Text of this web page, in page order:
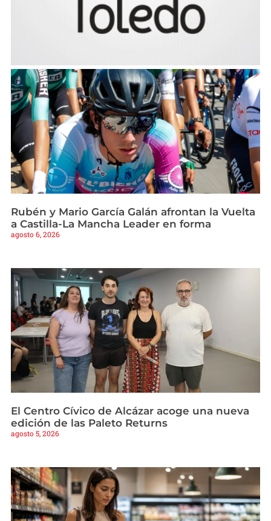
Rubén y Mario García Galán afrontan la Vuelta
a Castilla-La Mancha Leader en forma
agosto 6, 2026
El Centro Cívico de Alcázar acoge una nueva
edición de las Paleto Returns
agosto 5, 2026